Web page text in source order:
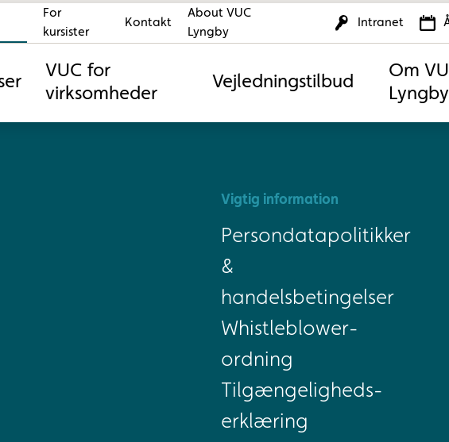
For
kursister
Kontakt
About VUC
Lyngby
Intranet
VUC for
virksomheder
Vejledningstilbud
Om
Lyngby
Vigtig information
Persondatapolitikker
&
handelsbetingelser
Whistleblower-
ordning
Tilgængeligheds-
erklæring